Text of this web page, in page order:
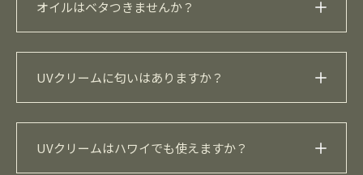
アが期待出来ます。また、比較的弱いお肌の方にもご利
用いただけます。
I Rushプレミアムリッチオイルはベタつきがなく、サラ
ッと肌になじむ軽い質感です。
UVクリームに匂いはありますか？
無香料・無着色で、日焼け止め特有の匂いもありませ
ん。赤ちゃんにも安心して使える優しい処方です。